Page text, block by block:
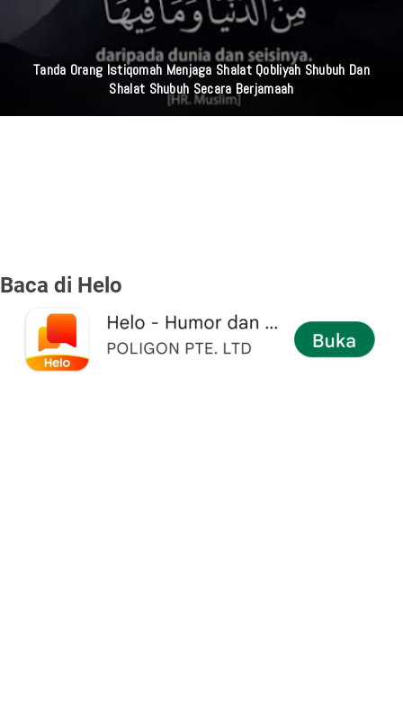
Tanda Orang Istiqomah Menjaga Shalat Qobliyah Shubuh Dan
Shalat Shubuh Secara Berjamaah
Baca di Helo